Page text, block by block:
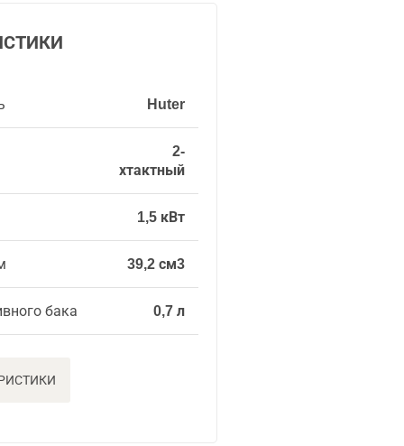
Huter
2-
хтактный
1,5 кВт
39,2 см3
бака 0,7 л